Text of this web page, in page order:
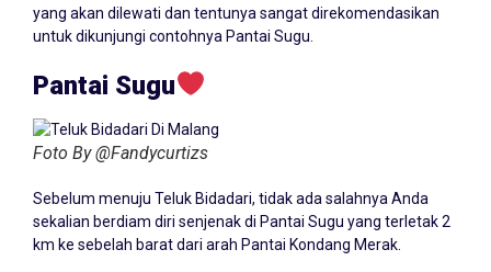
yang akan dilewati dan tentunya sangat direkomendasikan
untuk dikunjungi contohnya Pantai Sugu.
Pantai Sugu
Foto By @Fandycurtizs
Sebelum menuju Teluk Bidadari, tidak ada salahnya Anda
sekalian berdiam diri senjenak di Pantai Sugu yang terletak 2
km ke sebelah barat dari arah Pantai Kondang Merak.